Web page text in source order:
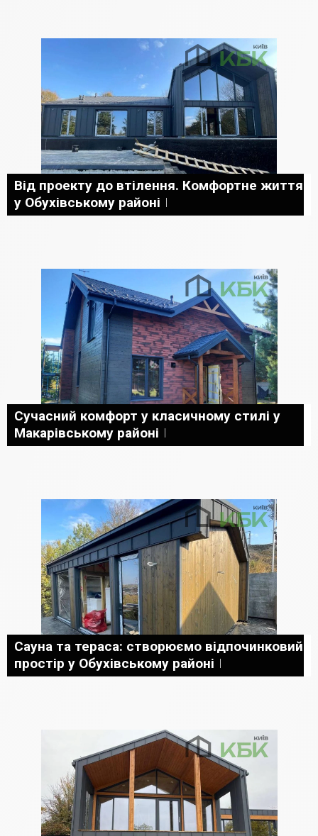
Від проекту до втілення. Комфортне життя
у Обухівському районі
Сучасний комфорт у класичному стилі у
Макарівському районі
Сауна та тераса: створюємо відпочинковий
простір у Обухівському районі